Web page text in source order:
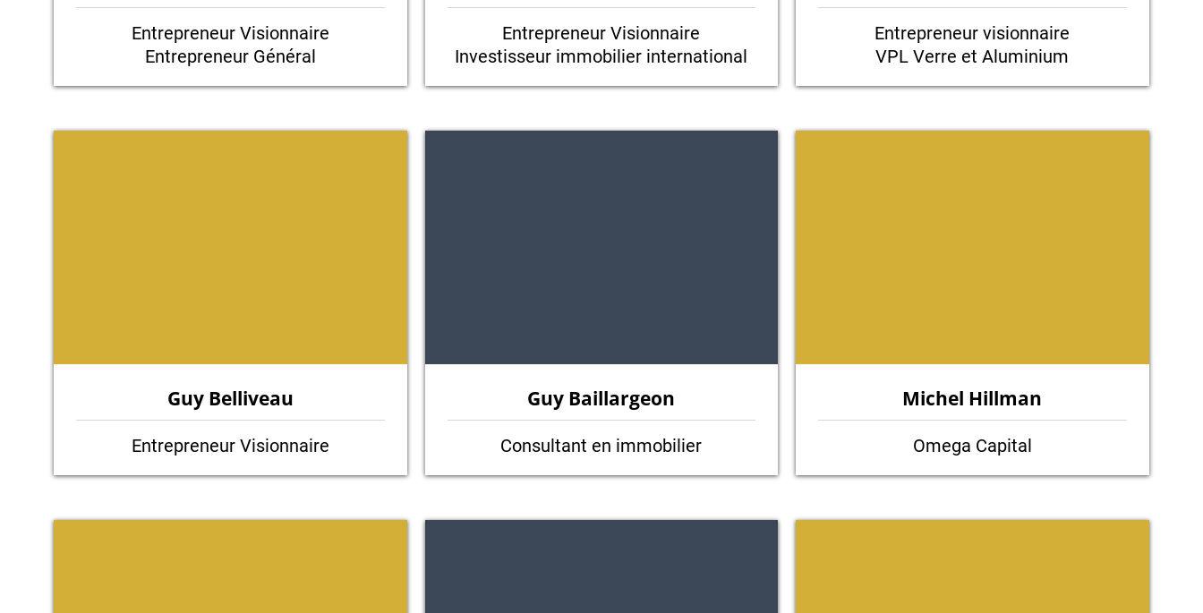
Entrepreneur Visionnaire
Entrepreneur Général
Entrepreneur Visionnaire
Investisseur immobilier international
Entrepreneur visionnaire
VPL Verre et Aluminium
Guy Belliveau
Entrepreneur Visionnaire
Guy Baillargeon
Consultant en immobilier
Michel Hillman
Omega Capital